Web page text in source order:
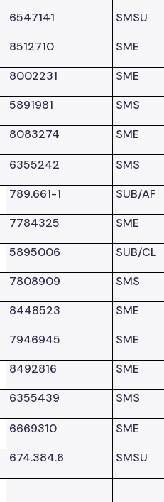
6547141 SMSU
8512710 SME
8002231 SME
5891981 SMS
8083274
SME
6355242 SMS
789.661-1 SUB/AF
7784325 SME
5895006 SUB/CL
7808909 SMS
8448523 SME
7946945 SME
8492816 SME
6355439
SMS
6669310 SME
674.384.6 SMSU